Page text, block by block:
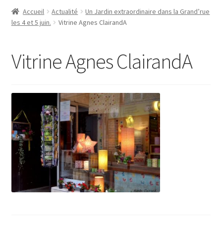
A propos
Accueil Actualité
Un Jardin extraordinaire dans la Grand’rue
les 4 et 5 juin.
Vitrine Agnes ClairandA
Vitrine Agnes ClairandA